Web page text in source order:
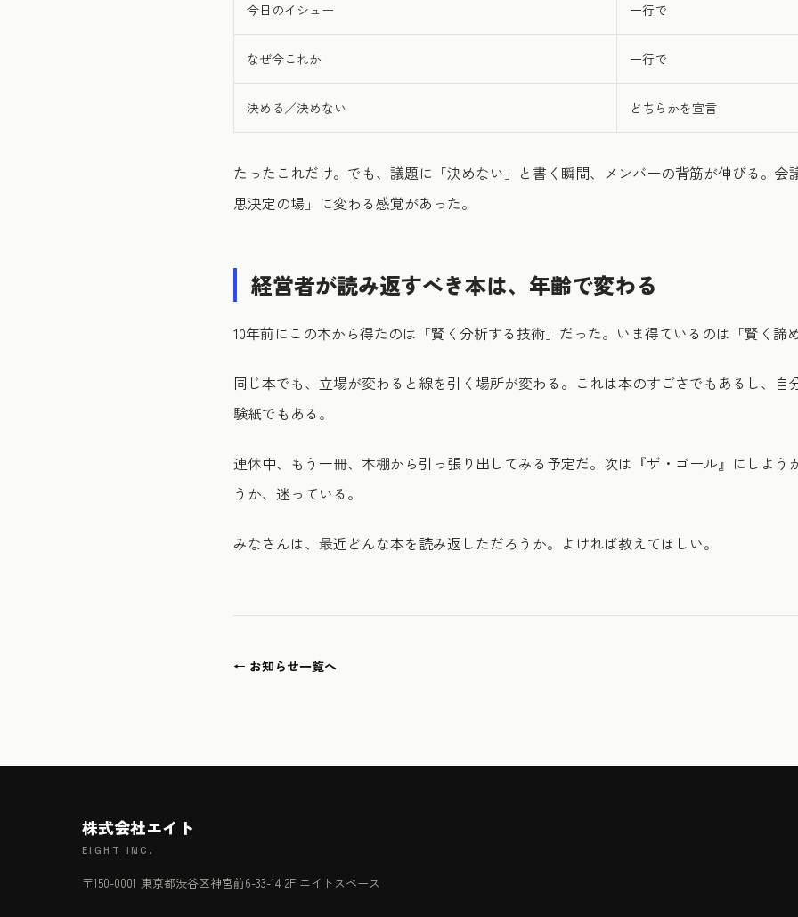
今日のイシュー 一行で
なぜ今これか 一行で
決める／決めない どちらかを宣言
たったこれだけ。でも、議題に「決めない」と書く瞬間、メンバーの背筋が伸びる。会
思決定の場」に変わる感覚があった。
経営者が読み返すべき本は、年齢で変わる
10年前にこの本から得たのは「賢く分析する技術」だった。いま得ているのは「賢く諦
同じ本でも、立場が変わると線を引く場所が変わる。これは本のすごさでもあるし、自
験紙でもある。
連休中、もう一冊、本棚から引っ張り出してみる予定だ。次は『ザ・ゴール』にしよう
うか、迷っている。
みなさんは、最近どんな本を読み返しただろうか。よければ教えてほしい。
← お知らせ一覧へ
株式会社エイト
EIGHT INC.
〒150-0001 東京都渋谷区神宮前6-33-14 2F エイトスペース